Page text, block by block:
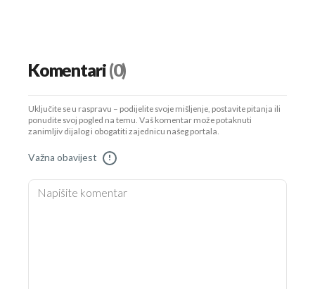
Komentari(0)
Uključite se u raspravu – podijelite svoje mišljenje, postavite pitanja ili
ponudite svoj pogled na temu. Vaš komentar može potaknuti
zanimljiv dijalog i obogatiti zajednicu našeg portala.
Važna obavijest !